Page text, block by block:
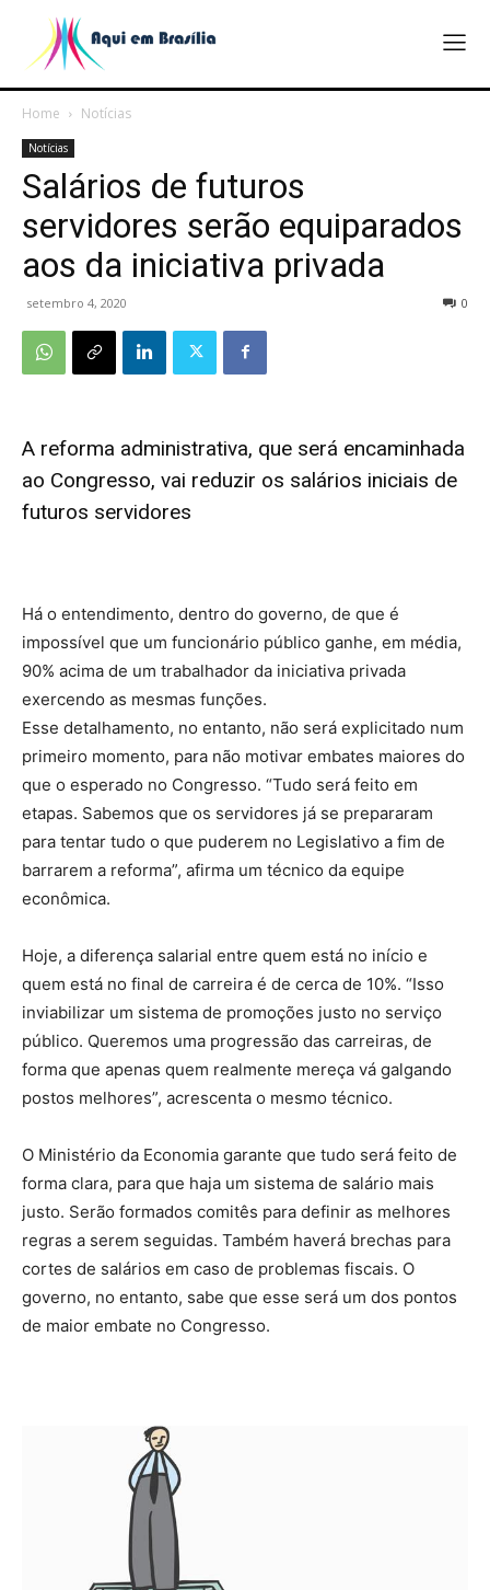
Home Notícias
Notícias
Salários de futuros
servidores serão equiparados
aos da iniciativa privada
setembro 4, 2020 0
A reforma administrativa, que será encaminhada
ao Congresso, vai reduzir os salários iniciais de
futuros servidores
Há o entendimento, dentro do governo, de que é
impossível que um funcionário público ganhe, em média,
90% acima de um trabalhador da iniciativa privada
exercendo as mesmas funções.
Esse detalhamento, no entanto, não será explicitado num
primeiro momento, para não motivar embates maiores do
que o esperado no Congresso. “Tudo será feito em
etapas. Sabemos que os servidores já se prepararam
para tentar tudo o que puderem no Legislativo a fim de
barrarem a reforma”, afirma um técnico da equipe
econômica.
Hoje, a diferença salarial entre quem está no início e
quem está no final de carreira é de cerca de 10%. “Isso
inviabilizar um sistema de promoções justo no serviço
público. Queremos uma progressão das carreiras, de
forma que apenas quem realmente mereça vá galgando
postos melhores”, acrescenta o mesmo técnico.
O Ministério da Economia garante que tudo será feito de
forma clara, para que haja um sistema de salário mais
justo. Serão formados comitês para definir as melhores
regras a serem seguidas. Também haverá brechas para
cortes de salários em caso de problemas fiscais. O
governo, no entanto, sabe que esse será um dos pontos
de maior embate no Congresso.